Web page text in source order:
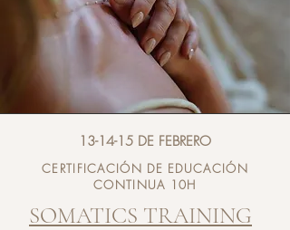
13-14-15 DE FEBRERO
CERTIFICACIÓN DE EDUCACIÓN
CONTINUA 10H
SOMATICS TRAINING